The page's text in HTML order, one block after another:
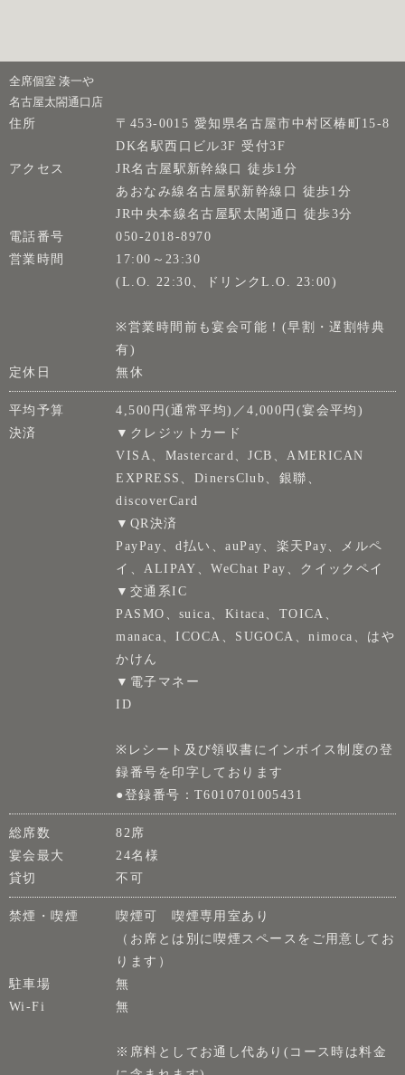
全席個室 湊一や
名古屋太閤通口店
住所
〒453-0015 愛知県名古屋市中村区椿町15-8
DK名駅西口ビル3F 受付3F
アクセス
JR名古屋駅新幹線口 徒歩1分
あおなみ線名古屋駅新幹線口 徒歩1分
JR中央本線名古屋駅太閣通口 徒歩3分
電話番号
050-2018-8970
営業時間
17:00～23:30
(L.O. 22:30、ドリンクL.O. 23:00)
※営業時間前も宴会可能！(早割・遅割特典
有)
定休日
無休
平均予算
4,500円(通常平均)／4,000円(宴会平均)
決済
▼クレジットカード
VISA、Mastercard、JCB、AMERICAN
EXPRESS、DinersClub、銀聯、
discoverCard
▼QR決済
PayPay、d払い、auPay、楽天Pay、メルペ
イ、ALIPAY、WeChat Pay、クイックペイ
▼交通系IC
PASMO、suica、Kitaca、TOICA、
manaca、ICOCA、SUGOCA、nimoca、はや
かけん
▼電子マネー
ID
※レシート及び領収書にインボイス制度の登
録番号を印字しております
●登録番号：T6010701005431
総席数
82席
宴会最大
24名様
貸切
不可
禁煙・喫煙
喫煙可 喫煙専用室あり
（お席とは別に喫煙スペースをご用意してお
ります）
駐車場
無
Wi-Fi
無
※席料としてお通し代あり(コース時は料金